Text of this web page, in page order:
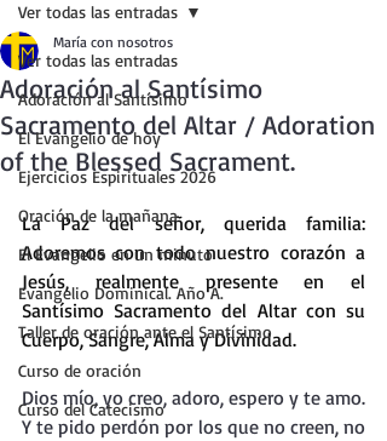
Ver todas las entradas
Adoración al Santísimo
El Evangelio de hoy
Ejercicios Espirituales 2026
Oración de la mañana
El Evangelio en un minuto
Evangelio Dominical. Año A.
Taller de oración ante el Santísimo
Curso de oración
Curso del Catecismo
Ver todas las entradas
Adoración al Santísimo
Sacramento del Altar / Adoration
of the Blessed Sacrament.
María con nosotros
La Paz del señor, querida familia:
Adoremos con todo nuestro corazón a
Jesús, realmente presente en el
Santísimo Sacramento del Altar con su
Cuerpo, Sangre, Alma y Divinidad.
Dios mío, yo creo, adoro, espero y te amo.
Y te pido perdón por los que no creen, no